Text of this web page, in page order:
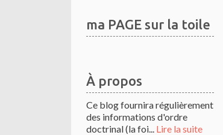
ma PAGE sur la toile
À propos
Ce blog fournira régulièrement
des informations d'ordre
doctrinal (la foi...
Lire la suite